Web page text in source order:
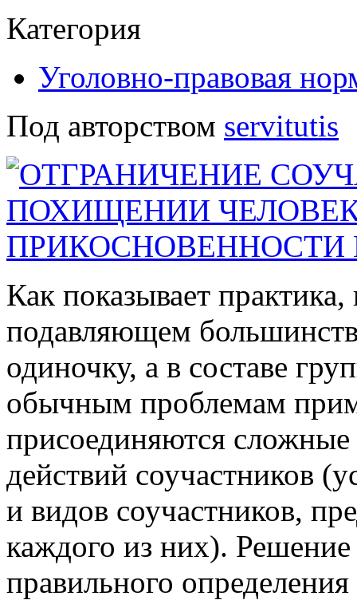
Категория
Уголовно-правовая
Под авторством servitutis
Как показывает
подавляющем
одиночку, а в составе
обычным проблемам
присоединяются
действий соучастников
и видов соучастников,
каждого из них). Решение
правильного